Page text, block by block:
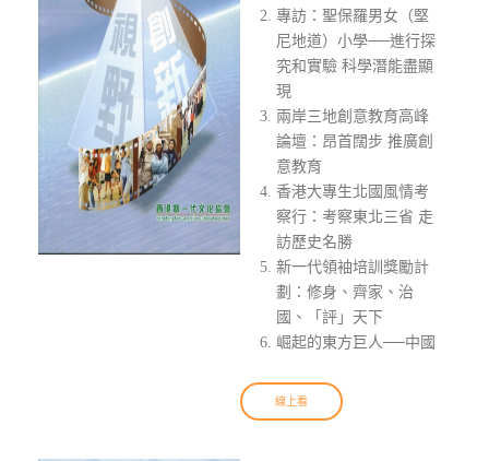
專訪：聖保羅男女（堅
尼地道）小學──進行探
究和實驗 科學潛能盡顯
現
兩岸三地創意教育高峰
論壇：昂首闊步 推廣創
意教育
香港大專生北國風情考
察行：考察東北三省 走
訪歷史名勝
新一代領袖培訓獎勵計
劃：修身、齊家、治
國、「評」天下
崛起的東方巨人──中國
線上看